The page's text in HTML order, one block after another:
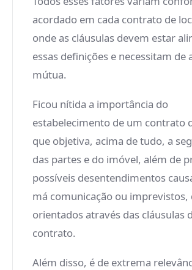
acordado em cada contrato de
onde as cláusulas devem estar
essas definições e necessitam de
mútua.
Ficou nítida a importância do
estabelecimento de um contrato
que objetiva, acima de tudo, a
das partes e do imóvel, além de
possíveis desentendimentos
má comunicação ou imprevistos,
orientados através das cláusulas
contrato.
Além disso, é de extrema